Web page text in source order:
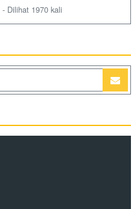
Dilihat 1970 kali